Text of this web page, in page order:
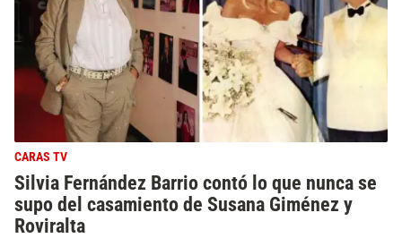
CARAS TV
Silvia Fernández Barrio contó lo que nunca se
supo del casamiento de Susana Giménez y
Roviralta